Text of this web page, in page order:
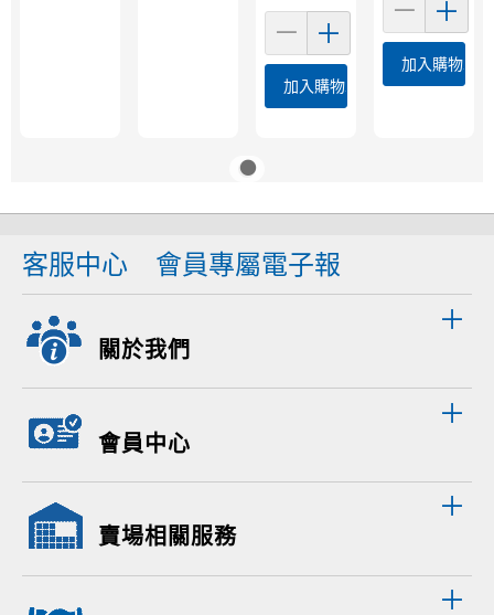
加入購物車
加入購物車
客服中心 會員專屬電子報
關於我們
會員中心
賣場相關服務